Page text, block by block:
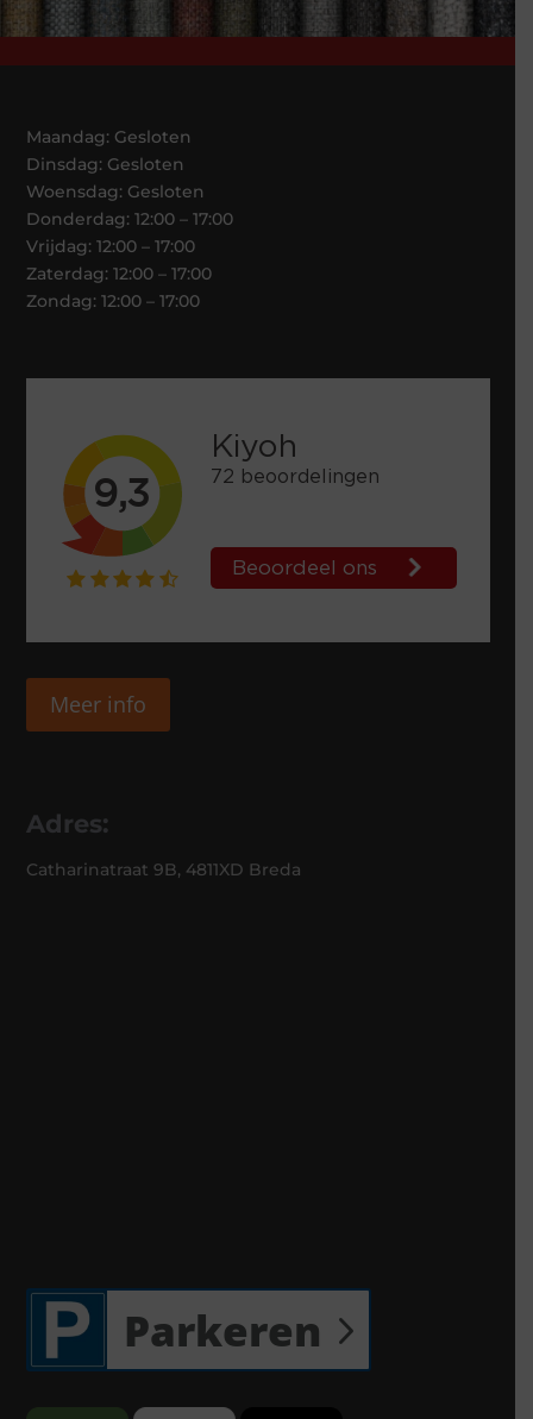
Maandag: Gesloten
Dinsdag: Gesloten
Woensdag: Gesloten
Donderdag: 12:00 – 17:00
Vrijdag: 12:00 – 17:00
Zaterdag: 12:00 – 17:00
Zondag: 12:00 – 17:00
Meer info
Adres:
Catharinatraat 9B, 4811XD Breda
Parkeren